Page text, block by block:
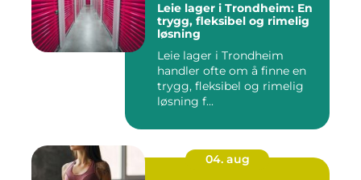
Leie lager i Trondheim: En
trygg, fleksibel og rimelig
løsning
Leie lager i Trondheim
handler ofte om å finne en
trygg, fleksibel og rimelig
løsning f...
04. aug